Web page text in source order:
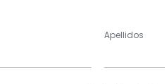
Apellidos